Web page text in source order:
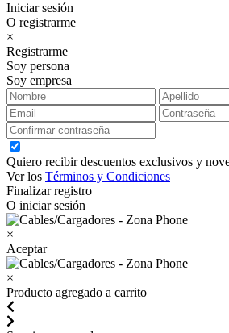
Iniciar sesión
O registrarme
×
Registrarme
Soy persona
Soy empresa
Quiero recibir descuentos exclusivos y
Ver los Términos y Condiciones
Finalizar registro
O iniciar sesión
×
Aceptar
×
Producto agregado a carrito